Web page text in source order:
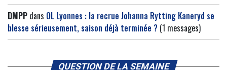
DMPP dans OL Lyonnes : la recrue Johanna Rytting Kaneryd se
blesse sérieusement, saison déjà terminée ? (1 messages)
QUESTION DE LA SEMAINE